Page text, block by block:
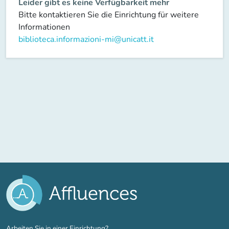
Leider gibt es keine Verfügbarkeit mehr
Bitte kontaktieren Sie die Einrichtung für weitere
Informationen
biblioteca.informazioni-mi@unicatt.it